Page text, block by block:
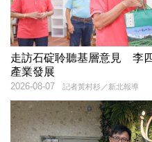
走訪石碇聆聽基層意見 李
產業發展
記者黃村杉／新北報導
2026-08-07